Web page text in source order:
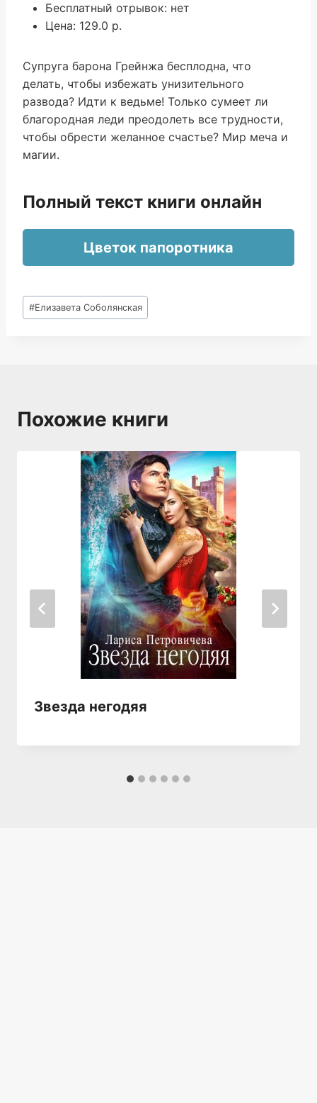
Бесплатный отрывок: нет
Цена: 129.0 р.
Супруга барона Грейнжа бесплодна, что
делать, чтобы избежать унизительного
развода? Идти к ведьме! Только сумеет ли
благородная леди преодолеть все трудности,
чтобы обрести желанное счастье? Мир меча и
магии.
Полный текст книги онлайн
Цветок папоротника
Метки
записи:
#Елизавета Соболянская
Похожие книги
Звезда негодяя